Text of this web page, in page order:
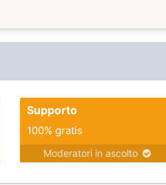
Supporto
100% gratis
Moderatori in ascolto